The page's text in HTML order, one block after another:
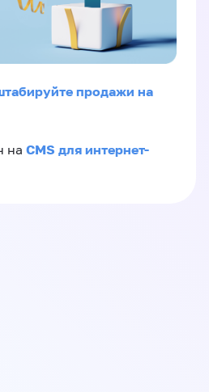
продажи на
на CMS для интернет-